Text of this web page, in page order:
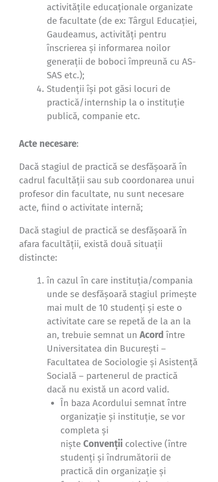
activitățile educaționale organizate
de facultate (de ex: Târgul Educaţiei,
Gaudeamus, activități pentru
înscrierea și informarea noilor
generații de boboci împreună cu AS-
SAS etc.);
Studenții își pot găsi locuri de
practică/internship la o instituție
publică, companie etc.
Acte necesare:
Dacă stagiul de practică se desfășoară în
cadrul facultății sau sub coordonarea unui
profesor din facultate, nu sunt necesare
acte, fiind o activitate internă;
Dacă stagiul de practică se desfășoară în
afara facultății, există două situații
distincte:
în cazul în care instituția/compania
unde se desfășoară stagiul primește
mai mult de 10 studenți și este o
activitate care se repetă de la an la
an, trebuie semnat un Acord între
Universitatea din București –
Facultatea de Sociologie și Asistență
Socială – partenerul de practică
dacă nu există un acord valid.
În baza Acordului semnat între
organizație și instituție, se vor
completa și
nișteConvenții colective (între
studenți și îndrumătorii de
practică din organizație și